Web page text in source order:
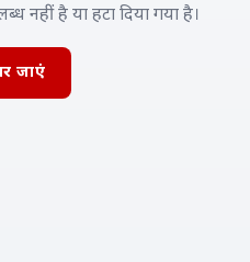
नहीं है या हटा दिया गया है।
जाएं